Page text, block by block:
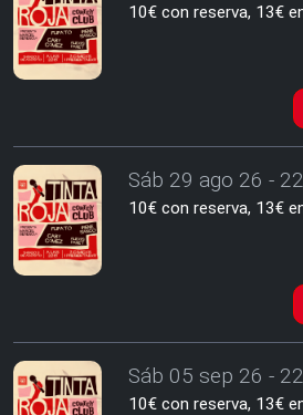
10€ con reserva, 13€
Sáb 29 ago 26 -
10€ con reserva, 13€
Sáb 05 sep 26 -
10€ con reserva, 13€